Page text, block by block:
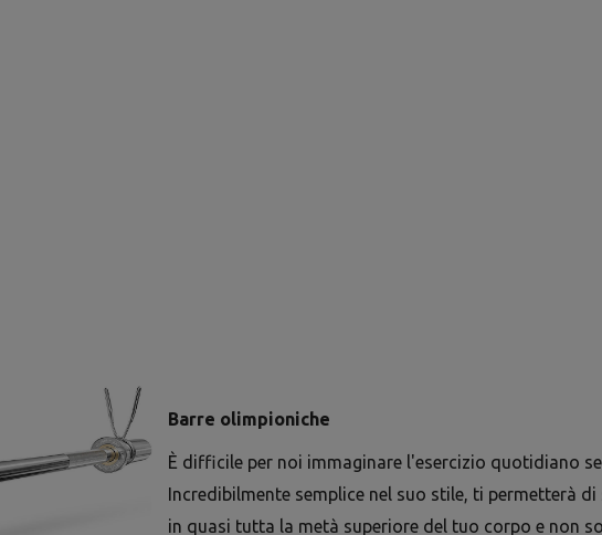
Barre olimpioniche
È difficile per noi immaginare l'esercizio quotidiano
Incredibilmente semplice nel suo stile, ti permetterà
in quasi tutta la metà superiore del tuo corpo e non